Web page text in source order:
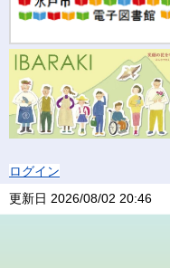
更新日 2026/08/02 20:46
ログイン